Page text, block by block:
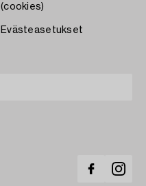
(cookies)
Evästeasetukset